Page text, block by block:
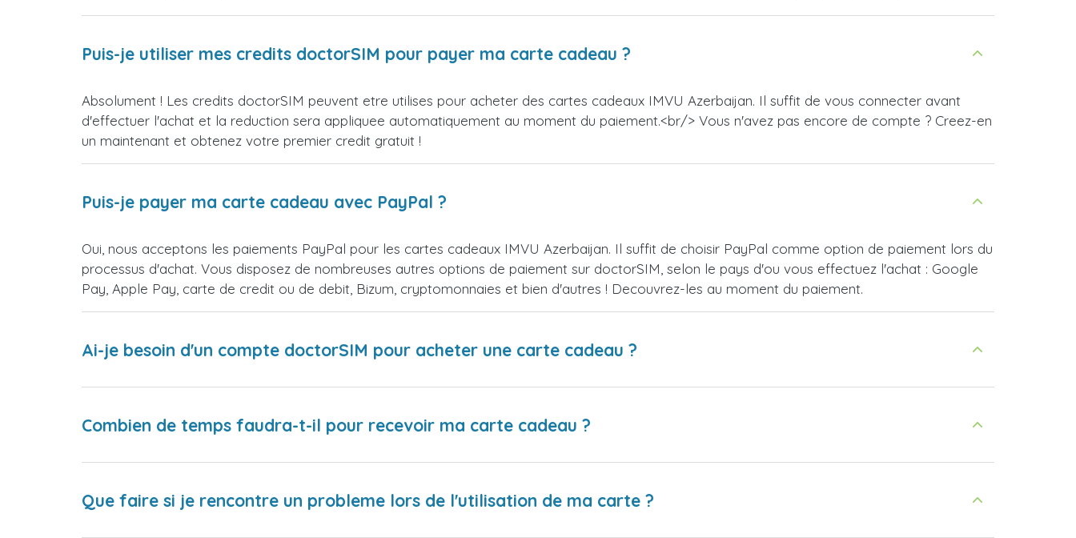
Puis-je utiliser mes credits doctorSIM pour payer ma carte cadeau ?
Absolument ! Les credits doctorSIM peuvent etre utilises pour acheter des cartes cadeaux IMVU Azerbaijan. Il suffit de vous connecter avant
d'effectuer l'achat et la reduction sera appliquee automatiquement au moment du paiement.<br/> Vous n'avez pas encore de compte ? Creez-en
un maintenant et obtenez votre premier credit gratuit !
Puis-je payer ma carte cadeau avec PayPal ?
Oui, nous acceptons les paiements PayPal pour les cartes cadeaux IMVU Azerbaijan. Il suffit de choisir PayPal comme option de paiement lors du
processus d'achat. Vous disposez de nombreuses autres options de paiement sur doctorSIM, selon le pays d'ou vous effectuez l'achat : Google
Pay, Apple Pay, carte de credit ou de debit, Bizum, cryptomonnaies et bien d'autres ! Decouvrez-les au moment du paiement.
Ai-je besoin d'un compte doctorSIM pour acheter une carte cadeau ?
Combien de temps faudra-t-il pour recevoir ma carte cadeau ?
Que faire si je rencontre un probleme lors de l'utilisation de ma carte ?